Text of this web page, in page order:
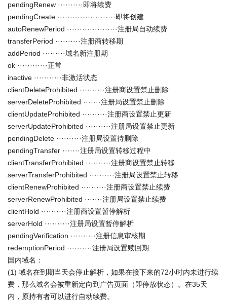
pendingRenew ··········即将续费
pendingCreate ·······················即将创建
autoRenewPeriod ····················注册局自动续费
transferPeriod ··········注册商转移期
addPeriod ·········域名新注册期
ok ············正常
inactive ···········非激活状态
clientDeleteProhibited ··········注册商设置禁止删除
serverDeleteProhibited ·······注册局设置禁止删除
clientUpdateProhibited ··········注册商设置禁止更新
serverUpdateProhibited ··········注册局设置禁止更新
pendingDelete ··········注册局设置待删除
pendingTransfer ·······注册局设置转移过程中
clientTransferProhibited ··········注册商设置禁止转移
serverTransferProhibited ··········注册局设置禁止转移
clientRenewProhibited ··········注册商设置禁止续费
serverRenewProhibited ·······注册局设置禁止续费
clientHold ··········注册商设置暂停解析
serverHold ··········注册局设置暂停解析
pendingVerification ··········注册信息审核期
redemptionPeriod ··········注册局设置赎回期
国内域名：
(1) 域名在到期当天会停止解析，如果在接下来的72小时内未进行续
费，那么域名会被重新定向到广告页面（即停放状态）。在35天
内，原持有者可以进行自动续费。